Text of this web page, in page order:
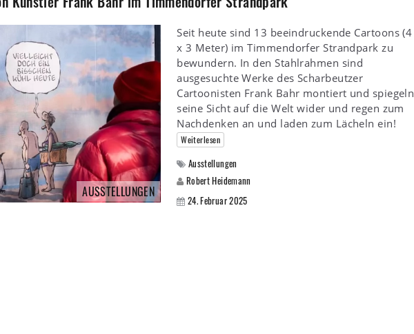
AUSSTELLUNGEN
Seit heute sind 13 beeindruckende Cartoons (4
x 3 Meter) im Timmendorfer Strandpark zu
bewundern. In den Stahlrahmen sind
ausgesuchte Werke des Scharbeutzer
Cartoonisten Frank Bahr montiert und spiegeln
seine Sicht auf die Welt wider und regen zum
Nachdenken an und laden zum Lächeln ein!
Weiterlesen
Ausstellungen
Robert Heidemann
24. Februar 2025